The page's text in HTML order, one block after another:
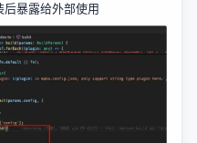
暴露给外部使用